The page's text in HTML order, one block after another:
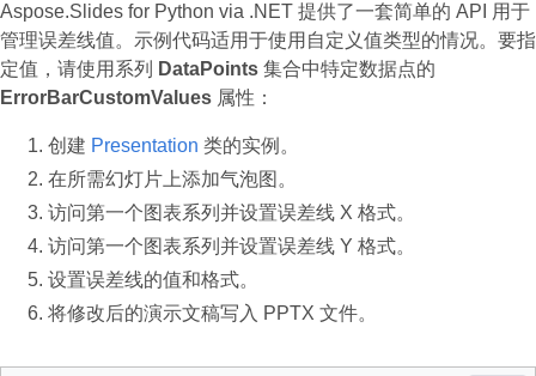
Aspose.Slides for Python via .NET 提供了一套简单的 API 用于
管理误差线值。示例代码适用于使用自定义值类型的情况。要指
定值，请使用系列
DataPoints 集合中特定数据点的
ErrorBarCustomValues 属性：
创建 Presentation 类的实例。
在所需幻灯片上添加气泡图。
访问第一个图表系列并设置误差线 X 格式。
访问第一个图表系列并设置误差线 Y 格式。
设置误差线的值和格式。
将修改后的演示文稿写入 PPTX 文件。